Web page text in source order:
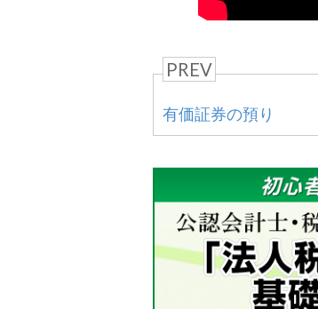
PREV
有価証券の預り